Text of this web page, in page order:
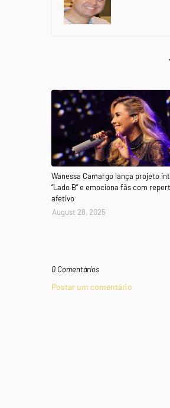
Wanessa Camargo lança projeto
“Lado B” e emociona fãs com
afetivo
August 28, 2025
0 Comentários
Postar um comentário